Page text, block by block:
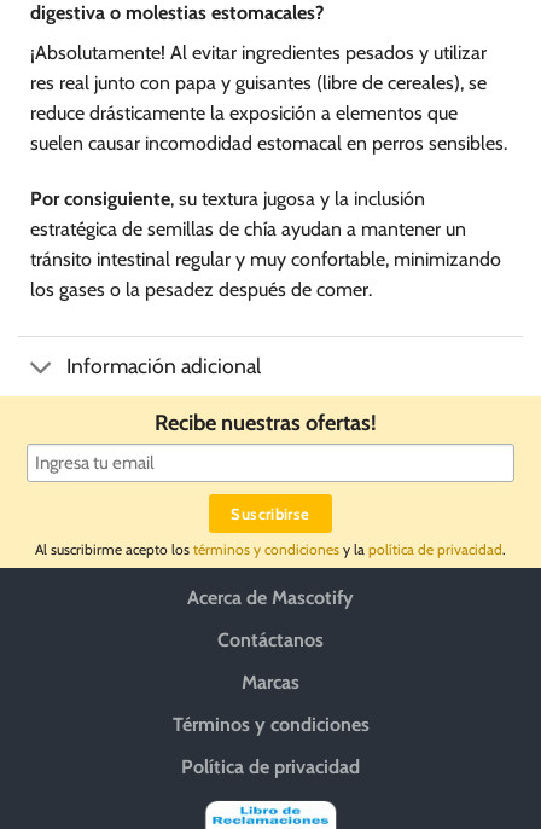
digestiva o molestias estomacales?
¡Absolutamente! Al evitar ingredientes pesados y utilizar
res real junto con papa y guisantes (libre de cereales), se
reduce drásticamente la exposición a elementos que
suelen causar incomodidad estomacal en perros sensibles.
Por consiguiente, su textura jugosa y la inclusión
estratégica de semillas de chía ayudan a mantener un
tránsito intestinal regular y muy confortable, minimizando
los gases o la pesadez después de comer.
Información adicional
Recibe nuestras ofertas!
Al suscribirme acepto los términos y condiciones y la política de privacidad.
Acerca de Mascotify
Contáctanos
Marcas
Términos y condiciones
Política de privacidad